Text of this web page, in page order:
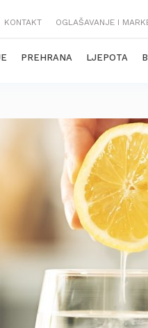
KONTAKT OGLAŠAVANJE I
PREHRANA LJEPOTA